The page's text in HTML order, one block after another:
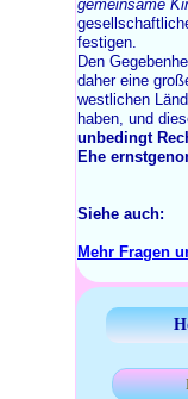
gemeinsame
festigen.
Den
daher eine
westlichen
haben, und
unbedingt
Ehe
Siehe auch:
Mehr Fragen